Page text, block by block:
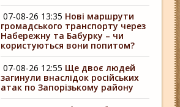
07-08-26 13:35 Нові маршрути
громадського транспорту через
Набережну та Бабурку – чи
користуються вони попитом?
07-08-26 12:55 Ще двоє людей
загинули внаслідок російських
атак по Запорізькому району